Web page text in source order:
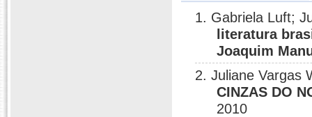
1. Gabriela Luft;
literatura
Joaquim
2. Juliane Vargas
CINZAS DO
2010